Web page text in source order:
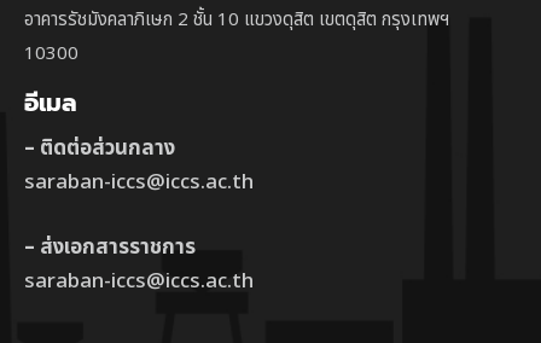
อาคารรัชมังคลาภิเษก 2 ชั้น 10 แขวงดุสิต เขตดุสิต กรุงเทพฯ
10300
อีเมล
– ติดต่อส่วนกลาง
saraban-iccs@iccs.ac.th
– ส่งเอกสารราชการ
saraban-iccs@iccs.ac.th